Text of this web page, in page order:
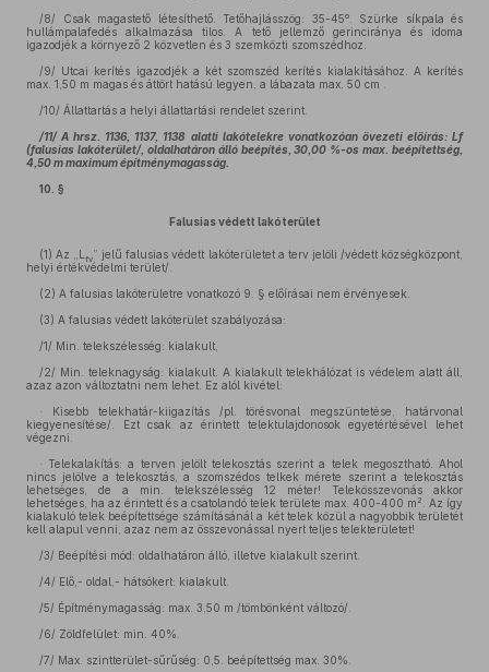
/8/ Csak magastető létesíthető. Tetőhajlásszög: 35-45º. Szürke síkpala és
hullámpalafedés alkalmazása tilos. A tető jellemző gerinciránya és idoma
igazodjék a környező 2 közvetlen és 3 szemközti szomszédhoz.
/9/ Utcai kerítés igazodjék a két szomszéd kerítés kialakításához. A kerítés
max. 1,50 m magas és áttört hatású legyen, a lábazata max. 50 cm .
/10/ Állattartás a helyi állattartási rendelet szerint.
/11/ A hrsz. 1136, 1137, 1138 alatti lakótelekre vonatkozóan övezeti előírás: Lf
(falusias lakóterület/, oldalhatáron álló beépítés, 30,00 %-os max. beépítettség,
4,50 m maximum építménymagasság.
10. §
Falusias védett lakóterület
(1) Az „L fv” jelű falusias védett lakóterületet a terv jelöli /védett községközpont,
helyi értékvédelmi terület/.
(2) A falusias lakóterületre vonatkozó 9. § előírásai nem érvényesek.
(3) A falusias védett lakóterület szabályozása:
/1/ Min. telekszélesség: kialakult,
/2/ Min. teleknagyság: kialakult. A kialakult telekhálózat is védelem alatt áll,
azaz azon változtatni nem lehet. Ez alól kivétel:
· Kisebb telekhatár-kiigazítás /pl. törésvonal megszüntetése, határvonal
kiegyenesítése/. Ezt csak az érintett telektulajdonosok egyetértésével lehet
végezni.
· Telekalakítás: a terven jelölt telekosztás szerint a telek megosztható. Ahol
nincs jelölve a telekosztás, a szomszédos telkek mérete szerint a telekosztás
lehetséges, de a min. telekszélesség 12 méter! Telekösszevonás akkor
lehetséges, ha az érintett és a csatolandó telek területe max. 400-400 m 2
. Az így
kialakuló telek beépítettsége számításánál a két telek közül a nagyobbik területét
kell alapul venni, azaz nem az összevonással nyert teljes telekterületet!
/3/ Beépítési mód: oldalhatáron álló, illetve kialakult szerint.
/4/ Elő,- oldal,- hátsókert: kialakult.
/5/ Építménymagasság: max. 3,50 m /tömbönként változó/.
/6/ Zöldfelület: min. 40%.
/7/ Max. szintterület-sűrűség: 0,5. beépítettség max. 30%.